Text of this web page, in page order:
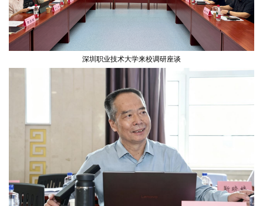
深圳职业技术大学来校调研座谈